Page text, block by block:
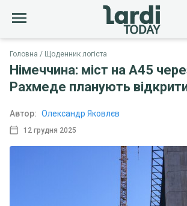
Головна Щоденник логіста
Німеччина: міст на A45
Рахмеде планують
12 грудня 2025
Автор: Олександр Яковлєв